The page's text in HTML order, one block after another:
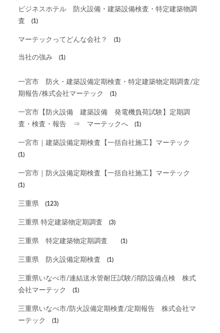
ビジネスホテル 防火設備・建築設備検査・特定建築物調
査
(1)
マーテックってどんな会社？ (1)
当社の強み (1)
一宮市 防火・建築設備定期検査・特定建築物定期調査/定
期報告/株式会社マーテック
(1)
一宮市【防火設備 建築設備 発電機負荷試験】定期調
査・検査・報告 ⇒ マーテックへ
(1)
一宮市｜建築設備定期検査【一括自社施工】マーテック
(1)
一宮市｜防火設備定期検査【一括自社施工】マーテック
(1)
三重県 (123)
三重県 特定建築物定期調査 (3)
三重県 特定建築物定期調査 (1)
三重県 防火設備定期検査 (1)
三重県いなべ市/連結送水管耐圧試験/消防設備点検 株式
会社マーテック
(1)
三重県いなべ市/防火設備定期検査/定期報告 株式会社マ
ーテック
(1)